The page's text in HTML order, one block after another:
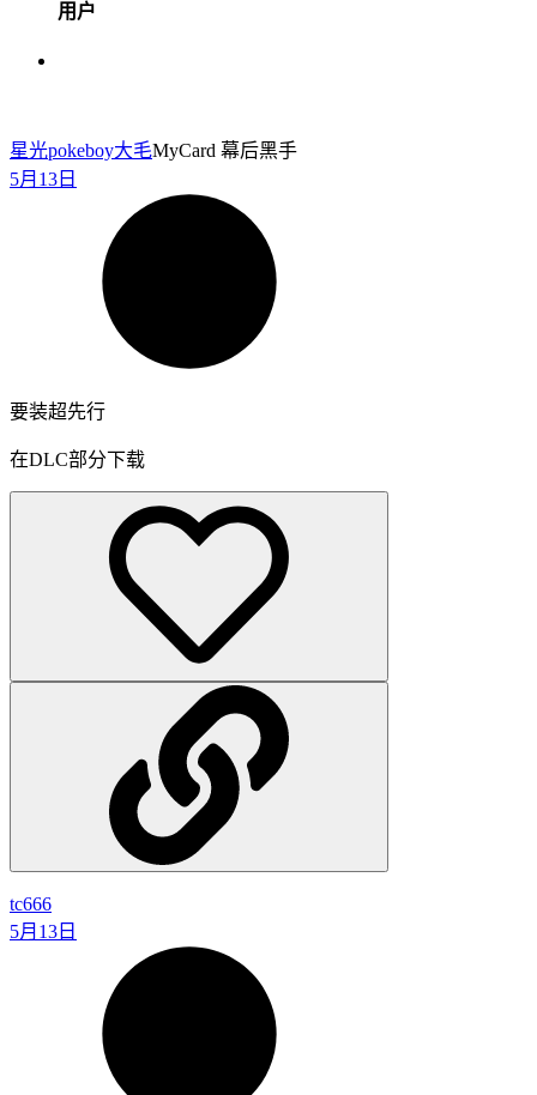
用户
星光pokeboy大毛MyCard 幕后黑手
5月13日
要装超先行
在DLC部分下载
tc666
5月13日